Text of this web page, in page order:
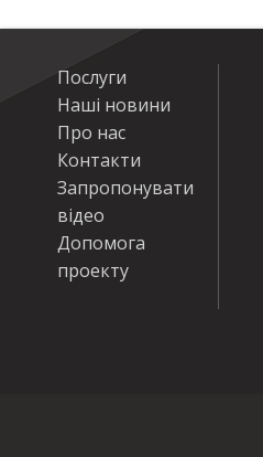
Послуги
Наші новини
Про нас
Контакти
Запропонувати
відео
Допомога
проекту